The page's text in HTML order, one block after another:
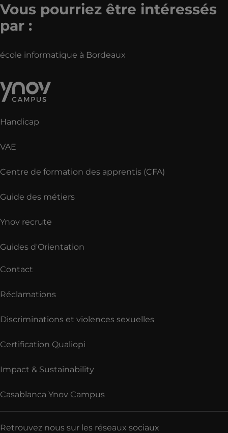
Vous pourriez être intéressés
par :
école informatique à Bordeaux
Handicap
VAE
Centre de formation des apprentis (CFA)
Guide des métiers
Ynov recrute
Guides d'Orientation
Contact
Réclamations
Discriminations et violences sexuelles
Certification Qualiopi
Impact & Sustainability
Casablanca Ynov Campus
Retrouvez nous sur les réseaux sociaux